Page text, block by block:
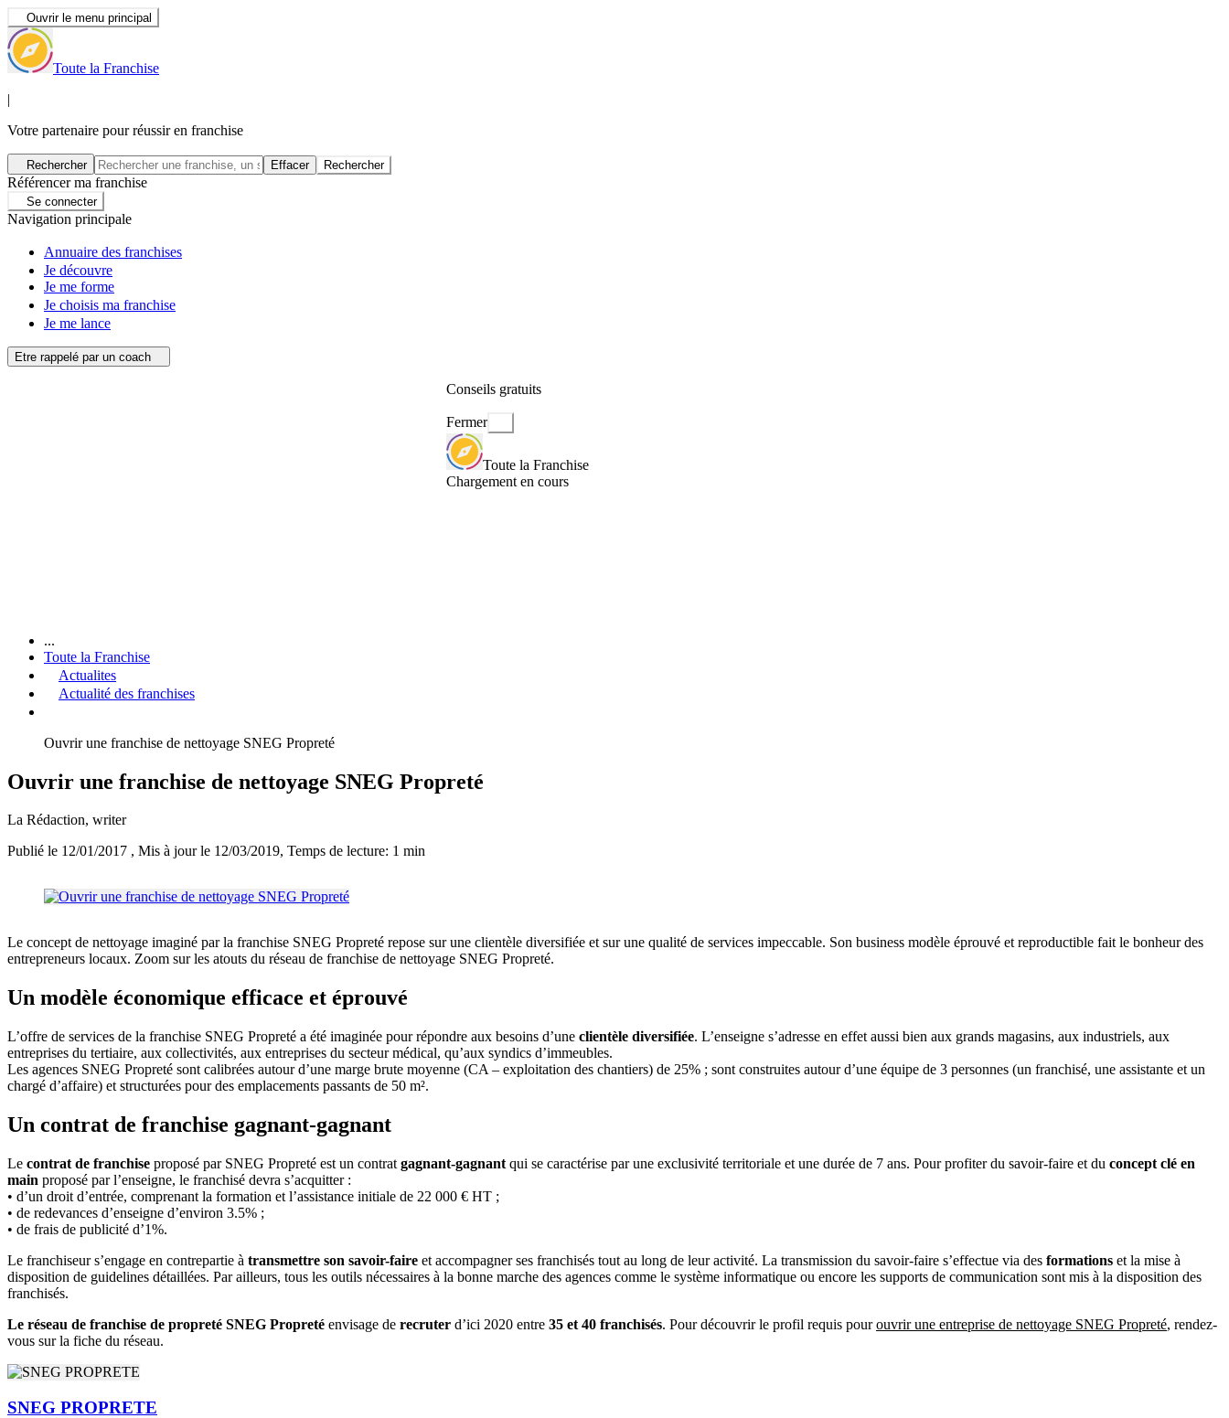
Ouvrir le menu principal
Toute la Franchise
|
Votre partenaire pour réussir en franchise
Rechercher Effacer Rechercher
Référencer ma franchise
Se connecter
Navigation principale
Annuaire des franchises
Je découvre
Je me forme
Je choisis ma franchise
Je me lance
Etre rappelé par un coach
Conseils gratuits
Fermer
Toute la Franchise
Chargement en cours
...
Toute la Franchise
Actualites
Actualité des franchises
Ouvrir une franchise de nettoyage SNEG Propreté
Ouvrir une franchise de nettoyage SNEG Propreté
La Rédaction, writer
Publié le 12/01/2017 , Mis à jour le 12/03/2019, Temps de lecture: 1 min
Le concept de nettoyage imaginé par la franchise SNEG Propreté repose sur une clientèle diversifiée et sur une qualité de services impeccable. Son business modèle éprouvé et reproductible fait le bonheur des
entrepreneurs locaux. Zoom sur les atouts du réseau de franchise de nettoyage SNEG Propreté.
Un modèle économique efficace et éprouvé
L’offre de services de la franchise SNEG Propreté a été imaginée pour répondre aux besoins d’une clientèle diversifiée. L’enseigne s’adresse en effet aussi bien aux grands magasins, aux industriels, aux
entreprises du tertiaire, aux collectivités, aux entreprises du secteur médical, qu’aux syndics d’immeubles.
Les agences SNEG Propreté sont calibrées autour d’une marge brute moyenne (CA – exploitation des chantiers) de 25% ; sont construites autour d’une équipe de 3 personnes (un franchisé, une assistante et un
chargé d’affaire) et structurées pour des emplacements passants de 50 m².
Un contrat de franchise gagnant-gagnant
Le contrat de franchise proposé par SNEG Propreté est un contrat gagnant-gagnant qui se caractérise par une exclusivité territoriale et une durée de 7 ans. Pour profiter du savoir-faire et du concept clé en
main proposé par l’enseigne, le franchisé devra s’acquitter :
• d’un droit d’entrée, comprenant la formation et l’assistance initiale de 22 000 € HT ;
• de redevances d’enseigne d’environ 3.5% ;
• de frais de publicité d’1%.
Le franchiseur s’engage en contrepartie à transmettre son savoir-faire et accompagner ses franchisés tout au long de leur activité. La transmission du savoir-faire s’effectue via des formations et la mise à
disposition de guidelines détaillées. Par ailleurs, tous les outils nécessaires à la bonne marche des agences comme le système informatique ou encore les supports de communication sont mis à la disposition des
franchisés.
Le réseau de franchise de propreté SNEG Propreté envisage de recruter d’ici 2020 entre 35 et 40 franchisés. Pour découvrir le profil requis pourouvrir une entreprise de nettoyage SNEG Propreté, rendez-
vous sur la fiche du réseau.
SNEG PROPRETE